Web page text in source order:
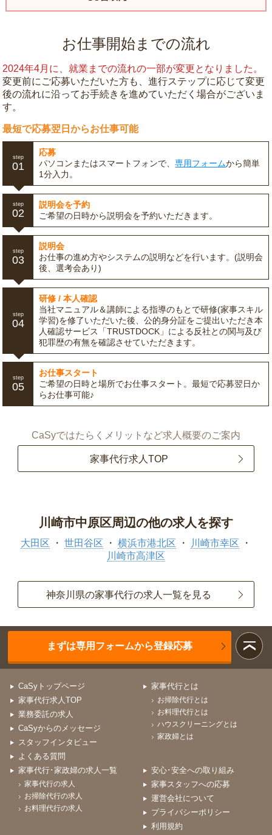
お仕事開始までの流れ
2024年4月に、就業までの流れの一部が変更となりました。
変更前にご応募いただいた方も、進行ステップに応じて変更
後の流れに沿ってお手続きを進めていただく場合がございま
す。
最短で応募翌日からお仕事可能
step
01
応募
パソコンまたはスマートフォンで、専用フォームから簡単
1分入力。
step
02
説明会を予約
ご希望の日時から説明会を予約いただきます。
step
03
説明会
お仕事の進め方やシステムの説明などを行います。(説明会
後、選考会あり)
step
04
研修 / 本人確認
当社マニュアル＆講師による指導のもとで研修(家事スキル
学習)を修了いただいた後、公的身分証をご提出いただき本
人確認サービス「TRUSTDOCK」による反社との関与及び
犯罪歴の有無を確認させていただきます。
step
05
お仕事スタート
ご希望の日時と場所でお仕事スタート。最短で応募翌日か
らお仕事可能♪
CaSyではたらくメリットなど求人概要のご案内
家事代行求人TOP
川崎市中原区周辺の他の求人を探す
大田区 世田谷区 横浜市港北区
川崎市幸区
川崎市高津区
神奈川県の家事代行の求人一覧を見る
まずは専用フォームから登録応募
CaSyトップページ
家事代行求人TOP
業務委託の求人
CaSyからのメッセージ
スタッフインタビュー
よくある質問
家事代行とは
お掃除代行とは
お料理代行とは
ハウスクリーニングとは
家政婦とは
家事代行･家政婦の求人一覧
家事代行の求人
お掃除代行の求人
お料理代行の求人
安心･安全への取り組み
家事スタッフへの応募
運営会社について
プライバシーポリシー
利用規約